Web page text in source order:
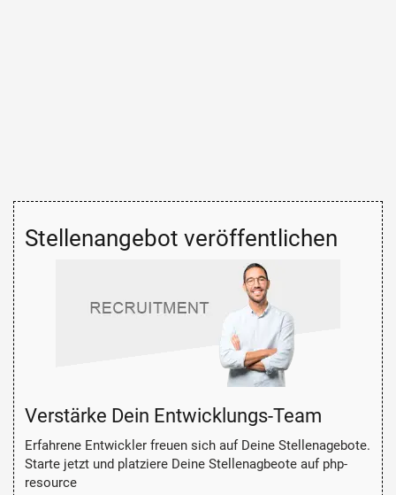
Stellenangebot veröffentlichen
Verstärke Dein Entwicklungs-Team
Erfahrene Entwickler freuen sich auf Deine Stellenagebote.
Starte jetzt und platziere Deine Stellenagbeote auf php-
resource